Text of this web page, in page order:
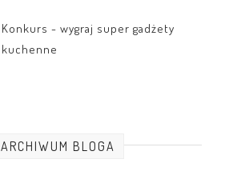
Konkurs - wygraj super gadżety
kuchenne
ARCHIWUM BLOGA